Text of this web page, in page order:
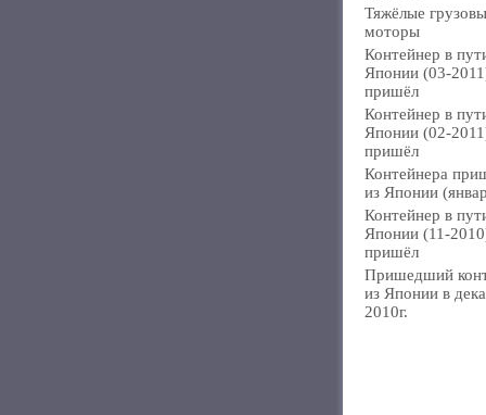
Тяжёлые
моторы
Контейнер в
Японии (03-
пришёл
Контейнер в
Японии (02-
пришёл
Контейнера
из Японии
Контейнер в
Японии (11-
пришёл
Пришедший
из Японии в
2010г.